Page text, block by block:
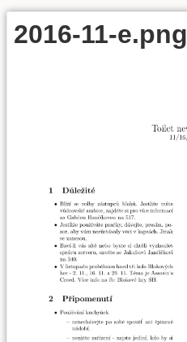
2016-11-e.png